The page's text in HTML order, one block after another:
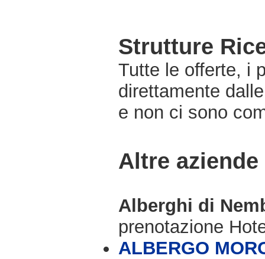
Strutture
Tutte le offerte, i
direttamente
e non ci sono
Altre
Alberghi di
prenotazione
ALBERGO